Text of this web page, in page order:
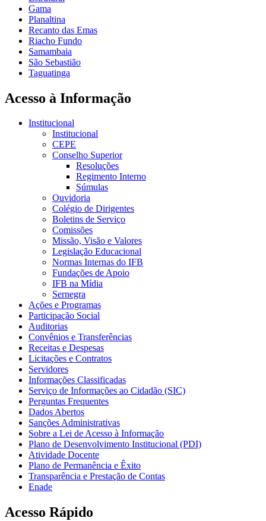
Gama
Planaltina
Recanto das Emas
Riacho Fundo
Samambaia
São Sebastião
Taguatinga
Acesso à Informação
Institucional
Institucional
CEPE
Conselho Superior
Resoluções
Regimento Interno
Súmulas
Ouvidoria
Colégio de Dirigentes
Boletins de Serviço
Comissões
Missão, Visão e Valores
Legislação Educacional
Normas Internas do IFB
Fundações de Apoio
IFB na Mídia
Sernegra
Ações e Programas
Participação Social
Auditorias
Convênios e Transferências
Receitas e Despesas
Licitações e Contratos
Servidores
Informações Classificadas
Serviço de Informações ao Cidadão (SIC)
Perguntas Frequentes
Dados Abertos
Sanções Administrativas
Sobre a Lei de Acesso à Informação
Plano de Desenvolvimento Institucional (PDI)
Atividade Docente
Plano de Permanência e Êxito
Transparência e Prestação de Contas
Enade
Acesso Rápido